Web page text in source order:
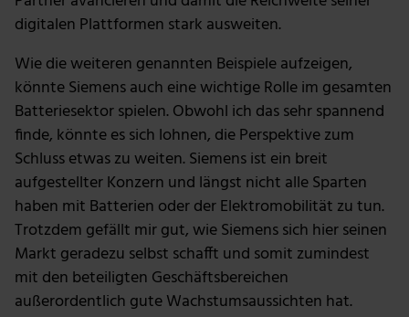
analysieren. Außerdem geben wir Informationen zu
deiner Verwendung unserer Website an unsere Partner
für soziale Medien, Werbung und Analysen weiter.
Unsere Partner führen diese Informationen
möglicherweise mit weiteren Daten zusammen, die du
Nutzung der Dienste gesammelt haben.
digitalen Plattformen stark ausweiten.
Wie die weiteren genannten Beispiele aufzeigen,
könnte Siemens auch eine wichtige Rolle im gesamten
Batteriesektor spielen. Obwohl ich das sehr spannend
finde, könnte es sich lohnen, die Perspektive zum
Schluss etwas zu weiten. Siemens ist ein breit
aufgestellter Konzern und längst nicht alle Sparten
haben mit Batterien oder der Elektromobilität zu tun.
Trotzdem gefällt mir gut, wie Siemens sich hier seinen
Markt geradezu selbst schafft und somit zumindest
mit den beteiligten Geschäftsbereichen
außerordentlich gute Wachstumsaussichten hat.